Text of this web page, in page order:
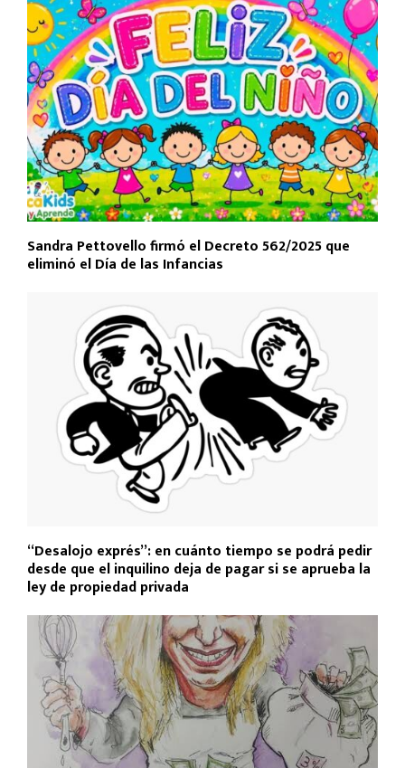
Sandra Pettovello firmó el Decreto 562/2025 que
eliminó el Día de las Infancias
“Desalojo exprés”: en cuánto tiempo se podrá pedir
desde que el inquilino deja de pagar si se aprueba la
ley de propiedad privada